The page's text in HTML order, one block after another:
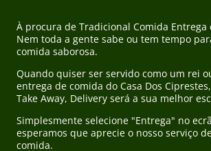
À procura de Tradicional Comida Entrega
Nem toda a gente sabe ou tem tempo
comida saborosa.
Quando quiser ser servido como um rei
entrega de comida do Casa Dos
Take Away, Delivery será a sua melhor
Simplesmente selecione "Entrega" no
esperamos que aprecie o nosso serviço
comida.